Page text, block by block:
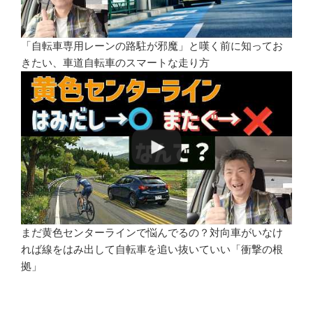
「自転車専用レーンの路駐が邪魔」と嘆く前に知ってお
きたい、車道自転車のスマートな走り方
まだ黄色センターラインで悩んでるの？対向車がいなけ
れば線をはみ出して自転車を追い抜いていい「衝撃の根
拠」